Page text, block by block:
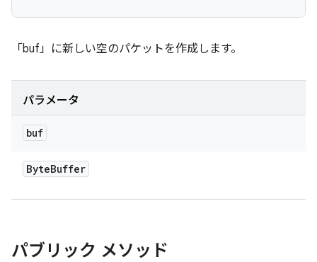
「buf」に新しい空のパケットを作成します。
パラメータ
buf
ByteBuffer
パブリック メソッド